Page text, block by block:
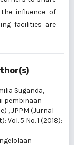
influence of
facilities are
Suganda,
pembinaan
,JPPM (Jurnal
5 No. 1 (2018):